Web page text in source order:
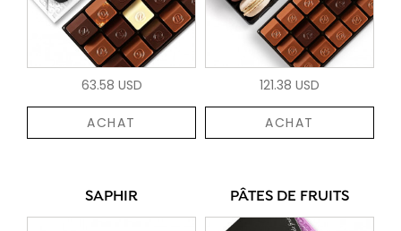
63.58 USD
ACHAT
121.38 USD
ACHAT
SAPHIR PÂTES DE FRUITS